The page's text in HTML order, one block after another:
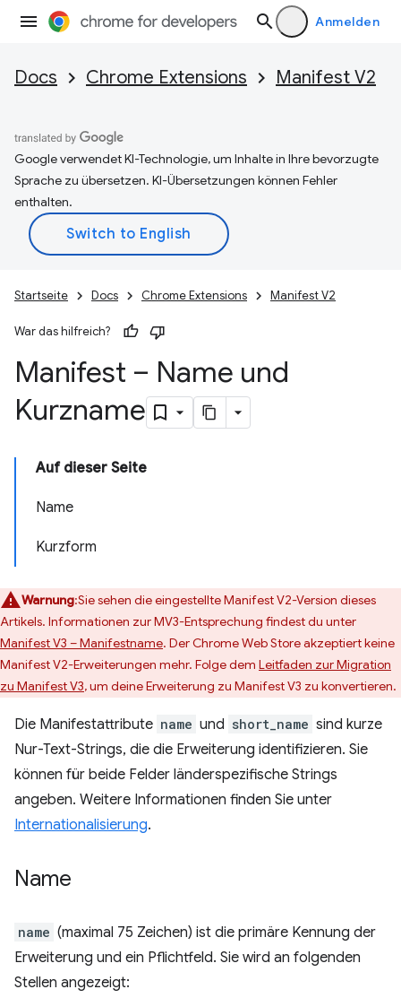
Anmelden
Docs Chrome Extensions Manifest V2
Google verwendet KI-Technologie, um Inhalte in Ihre bevorzugte
Sprache zu übersetzen. KI-Übersetzungen können Fehler
enthalten.
Startseite Docs Chrome Extensions Manifest V2
War das hilfreich?
Manifest – Name und
Kurzname
Auf dieser Seite
Name
Kurzform
Warnung:Sie sehen die eingestellte Manifest V2-Version dieses
Artikels. Informationen zur MV3-Entsprechung findest du unter
Manifest V3 – Manifestname. Der Chrome Web Store akzeptiert keine
Manifest V2-Erweiterungen mehr. Folge dem Leitfaden zur Migration
zu Manifest V3, um deine Erweiterung zu Manifest V3 zu konvertieren.
Die Manifestattribute name und short_name sind kurze
Nur-Text-Strings, die die Erweiterung identifizieren. Sie
können für beide Felder länderspezifische Strings
angeben. Weitere Informationen finden Sie unter
Internationalisierung.
Name
name (maximal 75 Zeichen) ist die primäre Kennung der
Erweiterung und ein Pflichtfeld. Sie wird an folgenden
Stellen angezeigt: